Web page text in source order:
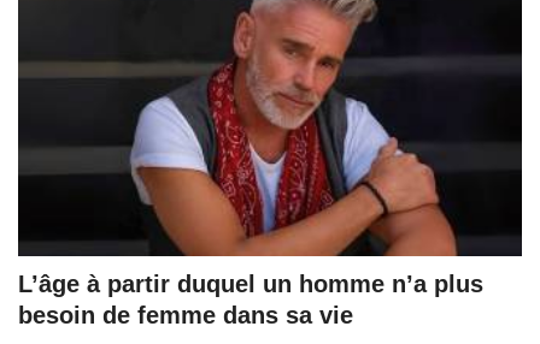
L’âge à partir duquel un homme n’a plus
besoin de femme dans sa vie